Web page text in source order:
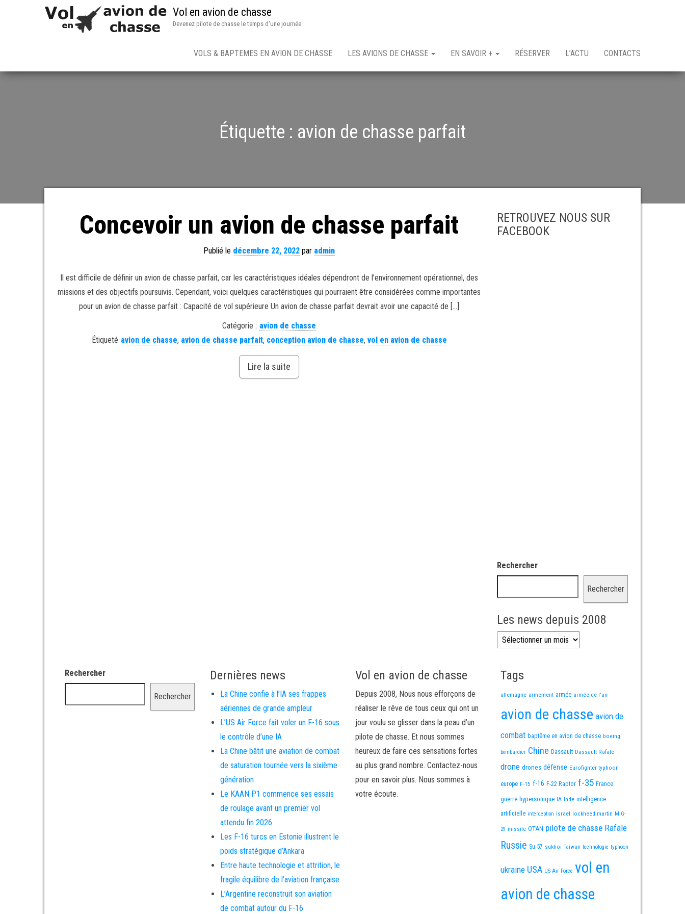
Vol en avion de chasse
Devenez pilote de chasse le temps d'une journée
VOLS & BAPTEMES EN AVION DE CHASSE LES AVIONS DE CHASSE EN SAVOIR + RÉSERVER L’ACTU CONTACTS
Étiquette : avion de chasse parfait
Concevoir un avion de chasse parfait
Publié le décembre 22, 2022 par admin
Il est difficile de définir un avion de chasse parfait, car les caractéristiques idéales dépendront de l’environnement opérationnel, des
missions et des objectifs poursuivis. Cependant, voici quelques caractéristiques qui pourraient être considérées comme importantes
pour un avion de chasse parfait : Capacité de vol supérieure Un avion de chasse parfait devrait avoir une capacité de […]
Catégorie : avion de chasse
Étiqueté avion de chasse, avion de chasse parfait, conception avion de chasse, vol en avion de chasse
Lire la suite
RETROUVEZ NOUS SUR
FACEBOOK
Rechercher
Rechercher
Les news depuis 2008
Les news depuis 2008
Rechercher
Rechercher
Dernières news
La Chine confie à l’IA ses frappes
aériennes de grande ampleur
L’US Air Force fait voler un F-16 sous
le contrôle d’une IA
La Chine bâtit une aviation de combat
de saturation tournée vers la sixième
génération
Le KAAN P1 commence ses essais
de roulage avant un premier vol
attendu fin 2026
Les F-16 turcs en Estonie illustrent le
poids stratégique d’Ankara
Entre haute technologie et attrition, le
fragile équilibre de l’aviation française
L’Argentine reconstruit son aviation
de combat autour du F-16
Vol en avion de chasse
Depuis 2008, Nous nous efforçons de
réaliser le rêve de tous ceux qui ont un
jour voulu se glisser dans la peau d’un
pilote de chasse. Et nous sommes
heureux de faire ces sensations fortes
au plus grand nombre. Contactez-nous
pour en savoir plus. Nous sommes à
votre écoute.
Tags
allemagne armement armée armée de l'air
avion de chasse avion de
combat baptême en avion de chasse boeing
bombardier Chine Dassault Dassault Rafale
drone drones défense Eurofighter typhoon
europe F-15 f-16 F-22 Raptor f-35 France
guerre hypersonique IA Inde intelligence
artificielle interception israel lockheed martin MiG-
29 missile OTAN pilote de chasse Rafale
Russie Su-57 sukhoi Taiwan technologie typhoon
ukraine USA US Air Force vol en
avion de chasse